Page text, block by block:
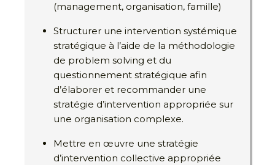
(management, organisation, famille)
Structurer une intervention systémique
stratégique à l’aide de la méthodologie
de problem solving et du
questionnement stratégique afin
d’élaborer et recommander une
stratégie d’intervention appropriée sur
une organisation complexe.
Mettre en œuvre une stratégie
d’intervention collective appropriée